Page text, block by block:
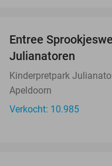
Entree
Julianatoren
Kinderpretpark
Apeldoorn
Verkocht: 10.985